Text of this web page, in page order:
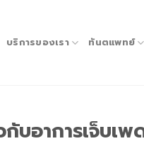
บริการของเรา ทันตแพทย์
บอาการเจ็บเพ